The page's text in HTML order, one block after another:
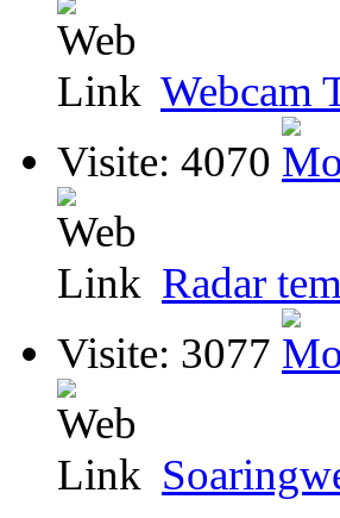
Webcam
Visite: 4070
Radar
Visite: 3077